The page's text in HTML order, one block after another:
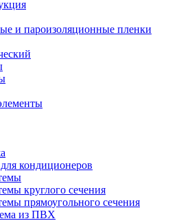
и пароизоляционные пленки
кондиционеров
круглого сечения
прямоугольного сечения
из ПВХ